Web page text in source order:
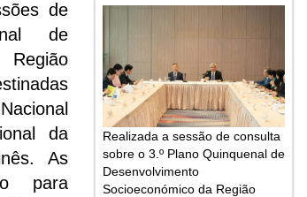
de
de
da
As
para
Realizada a sessão de consulta
sobre o 3.º Plano Quinquenal de
Desenvolvimento
Socioeconómico da Região